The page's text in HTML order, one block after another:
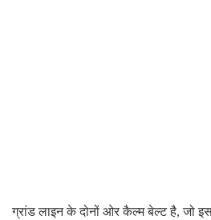
ग्रांड लाइन के दोनों ओर कैल्म बेल्ट है, जो